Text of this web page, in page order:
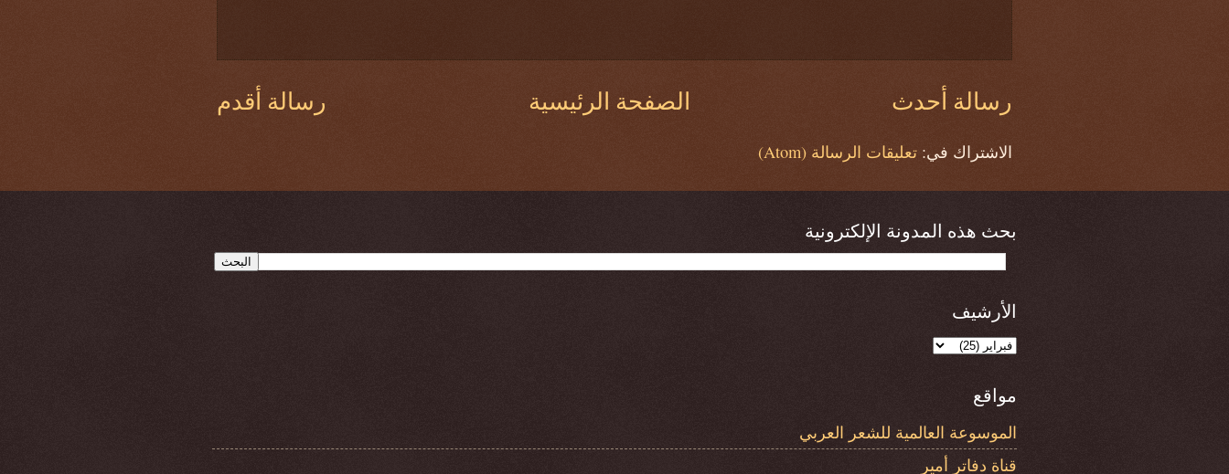
رسالة أحدث رسالة أقدم الصفحة الرئيسية
الاشتراك في: تعليقات الرسالة (Atom)
بحث هذه المدونة الإلكترونية
الأرشيف
مواقع
الموسوعة العالمية للشعر العربي
قناة دفاتر أمير